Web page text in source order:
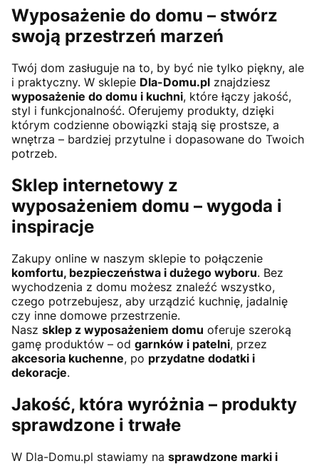
Wyposażenie do domu – stwórz
swoją przestrzeń marzeń
Twój dom zasługuje na to, by być nie tylko piękny, ale
i praktyczny. W sklepie Dla-Domu.pl znajdziesz
wyposażenie do domu i kuchni, które łączy jakość,
styl i funkcjonalność. Oferujemy produkty, dzięki
którym codzienne obowiązki stają się prostsze, a
wnętrza – bardziej przytulne i dopasowane do Twoich
potrzeb.
Sklep internetowy z
wyposażeniem domu – wygoda i
inspiracje
Zakupy online w naszym sklepie to połączenie
komfortu, bezpieczeństwa i dużego wyboru. Bez
wychodzenia z domu możesz znaleźć wszystko,
czego potrzebujesz, aby urządzić kuchnię, jadalnię
czy inne domowe przestrzenie.
Nasz sklep z wyposażeniem domu oferuje szeroką
gamę produktów – od garnków i patelni, przez
akcesoria kuchenne, po przydatne dodatki i
dekoracje.
Jakość, która wyróżnia – produkty
sprawdzone i trwałe
W Dla-Domu.pl stawiamy na sprawdzone marki i